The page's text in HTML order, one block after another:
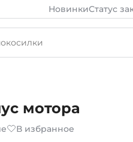
НовинкиСтатус
мотора
В избранное